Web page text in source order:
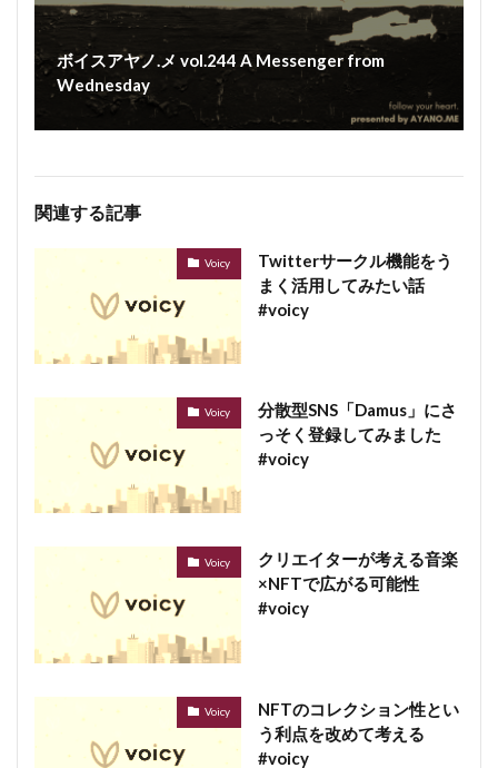
ボイスアヤノ.メ vol.244 A Messenger from
Wednesday
関連する記事
Voicy
Twitterサークル機能をう
まく活用してみたい話
#voicy
Voicy
分散型SNS「Damus」にさ
っそく登録してみました
#voicy
Voicy
クリエイターが考える音楽
×NFTで広がる可能性
#voicy
Voicy
NFTのコレクション性とい
う利点を改めて考える
#voicy